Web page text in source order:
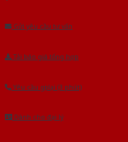
Gửi yêu cầu tư vấn
Tải báo giá tổng hợp
Yêu cầu gọi lại (3 phút)
Dành cho đại lý